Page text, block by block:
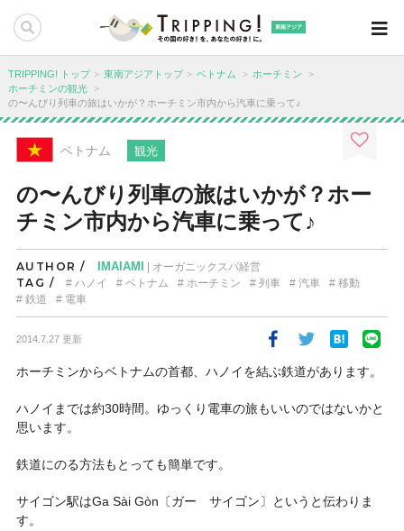
東南アジア
TRIPPING! トップ 東南アジアトップ ベトナム
ホーチミン
ホーチミンの観光
の〜んびり列車の旅はいかが？ホーチミン市内から汽車に乗って♪
ベトナム 観光
の〜んびり列車の旅はいかが？ホー
チミン市内から汽車に乗って♪
AUTHOR / IMAIAMI | オーガニックスパ経営
TAG / ハノイ ベトナム ホーチミン 列車 汽車
移動
鉄道
電車
2014.7.27 更新
ホーチミンからベトナムの首都、ハノイを結ぶ鉄道があります。
ハノイまでは約30時間。ゆっくり電車の旅もいいのではないかと
思います。
鉄道にのる方法もとっても簡単です。
サイゴン駅はGa Sài Gòn〔ガー サイゴン〕
というと伝わりま
す。